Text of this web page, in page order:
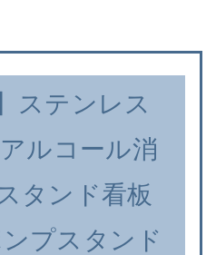
ステンレス
ルコール消
タンド看板
プスタンド